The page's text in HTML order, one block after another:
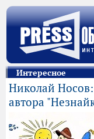
Интересное
Николай
автора